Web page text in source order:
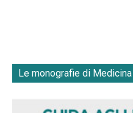
Le monografie di